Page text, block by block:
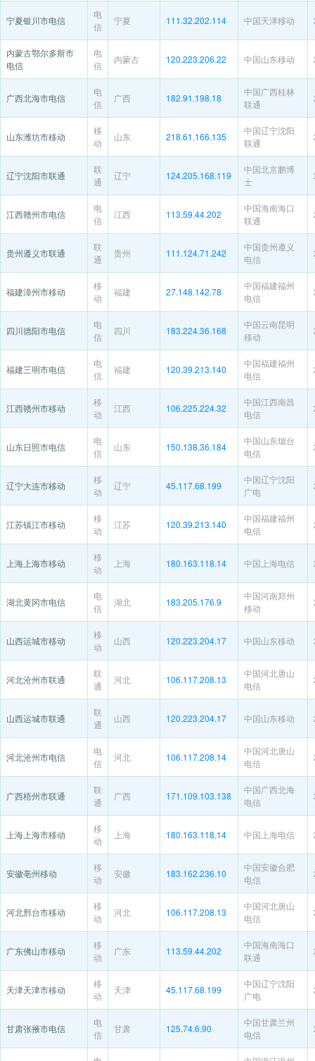
宁夏银川市电信
电
信
宁夏 111.32.202.114 中国天津移动
内蒙古鄂尔多斯市
电信
电
信
内蒙古 120.223.206.22 中国山东移动
广西北海市电信
电
信
广西 182.91.198.18
中国广西桂林
联通
山东潍坊市移动
移
动
山东 218.61.166.135
中国辽宁沈阳
联通
辽宁沈阳市联通
联
通
辽宁 124.205.168.119
中国北京鹏博
士
江西赣州市电信
电
信
江西 113.59.44.202
中国海南海口
联通
贵州遵义市联通
联
通
贵州 111.124.71.242
中国贵州遵义
电信
福建漳州市移动
移
动
福建 27.148.142.78
中国福建福州
电信
四川德阳市电信
电
信
四川 183.224.36.168
中国云南昆明
移动
福建三明市电信
电
信
福建 120.39.213.140
中国福建福州
电信
江西赣州市移动
移
动
江西 106.225.224.32
中国江西南昌
电信
山东日照市电信
电
信
山东 150.138.36.184
中国山东烟台
电信
辽宁大连市移动
移
动
辽宁 45.117.68.199
中国辽宁沈阳
广电
江苏镇江市移动
移
动
江苏 120.39.213.140
中国福建福州
电信
上海上海市移动
移
动
上海 180.163.118.14 中国上海电信
湖北黄冈市电信
电
信
湖北 183.205.176.9
中国河南郑州
移动
山西运城市移动
移
动
山西 120.223.204.17 中国山东移动
河北沧州市联通
联
通
河北 106.117.208.13
中国河北唐山
电信
山西运城市联通
联
通
山西 120.223.204.17 中国山东移动
河北沧州市电信
电
信
河北 106.117.208.14
中国河北唐山
电信
广西梧州市联通
联
通
广西 171.109.103.138
中国广西北海
电信
上海上海市移动
移
动
上海 180.163.118.14 中国上海电信
安徽亳州移动
移
动
安徽 183.162.236.10
中国安徽合肥
电信
河北邢台市移动
移
动
河北 106.117.208.13
中国河北唐山
电信
广东佛山市移动
移
动
广东 113.59.44.202
中国海南海口
联通
天津天津市移动
移
动
天津 45.117.68.199
中国辽宁沈阳
广电
甘肃张掖市电信
电
信
甘肃 125.74.6.90
中国甘肃兰州
电信